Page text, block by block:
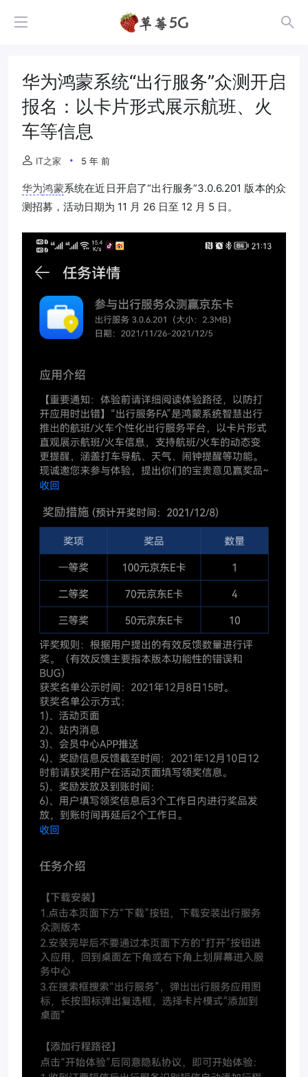
华为鸿蒙系统“出行服务”众测开启
报名：以卡片形式展示航班、火
车等信息
IT之家 5 年 前
华为鸿蒙系统在近日开启了“出行服务”3.0.6.201 版本的众
测招募，活动日期为 11 月 26 日至 12 月 5 日。